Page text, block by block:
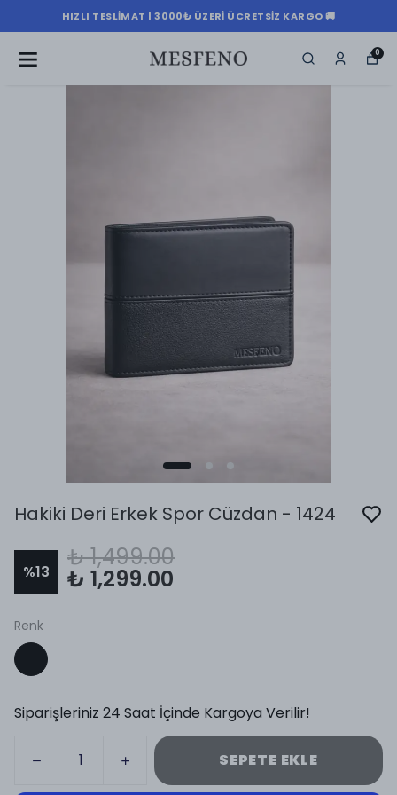
HIZLI TESLIMAT | 3000₺ ÜZERI ÜCRETSIZ KARGO 🚚
0
Hakiki Deri Erkek Spor Cüzdan - 1424
%13
₺ 1,499.00
₺ 1,299.00
Renk
Siparişleriniz 24 Saat İçinde Kargoya Verilir!
SEPETE EKLE